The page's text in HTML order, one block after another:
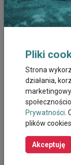
Wrzesień 2022
Lipiec 2022
Czerwiec 2022
Maj 2022
Marzec 2022
Pliki
Strona
działania,
Prywatności.
plików
Akceptuję